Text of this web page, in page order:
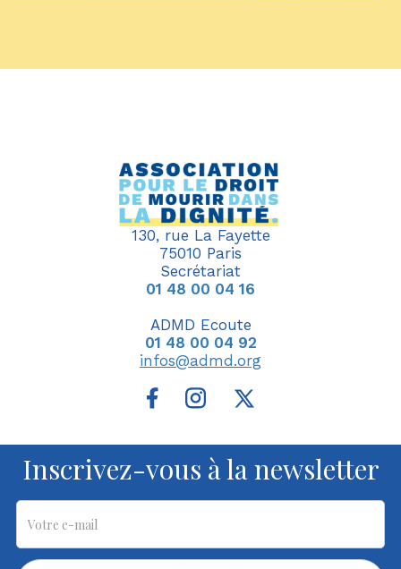
130, rue La Fayette
75010 Paris
Secrétariat
01 48 00 04 16
ADMD Ecoute
01 48 00 04 92
infos@admd.org
Inscrivez-vous à la newsletter